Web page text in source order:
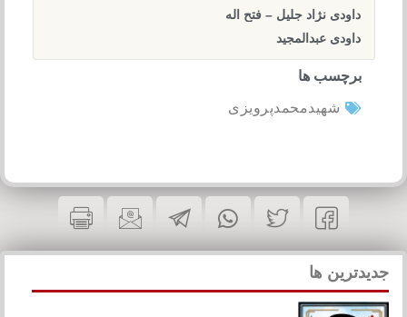
داودی نژاد جلیل – فتح اله
داودی عبدالمجید
برچسب ها
شهیدمحمدپرویزی
جدیدترین ها